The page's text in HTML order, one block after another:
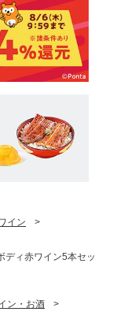
イン
>
ディ赤ワイン5本セッ
ン・お酒
>